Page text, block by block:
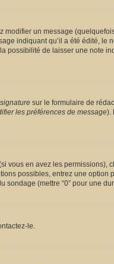
un message
indiquant qu’il a été édité, le
de laisser une note
sur le formulaire de
les préférences de message).
vous en avez les permissions),
possibles, entrez une
(mettre “0” pour une
le.